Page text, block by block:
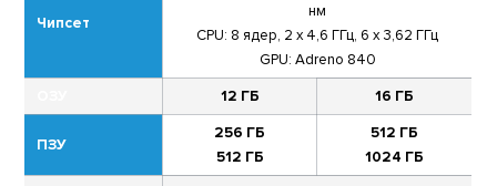
Чипсет
нм
CPU: 8 ядер, 2 х 4,6 ГГц, 6 х 3,62 ГГц
GPU: Adreno 840
12 ГБ 16 ГБ
ПЗУ
256 ГБ
512 ГБ
512 ГБ
1024 ГБ